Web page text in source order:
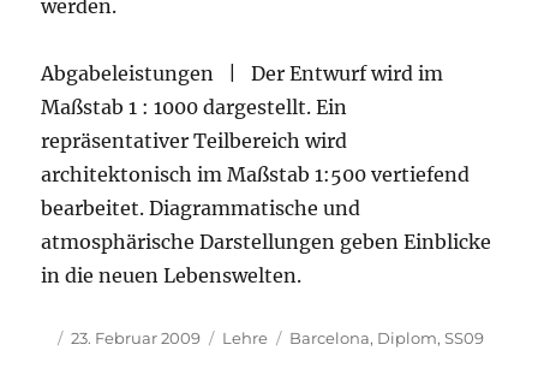
werden.
Abgabeleistungen | Der Entwurf wird im
Maßstab 1 : 1000 dargestellt. Ein
repräsentativer Teilbereich wird
architektonisch im Maßstab 1:500 vertiefend
bearbeitet. Diagrammatische und
atmosphärische Darstellungen geben Einblicke
in die neuen Lebenswelten.
AutorVeröffentlicht
23. Februar 2009 Kategorien
Lehre Schlagwörter
Barcelona, Diplom,SS09